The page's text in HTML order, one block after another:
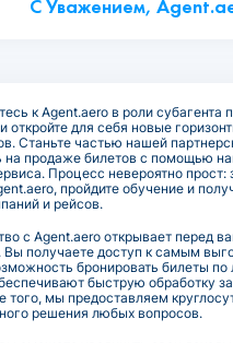
С Уважением,
к Agent.aero в роли субагента
откройте для себя новые
Станьте частью нашей
на продаже билетов с помощью
Процесс невероятно прост:
пройдите обучение и
и рейсов.
с Agent.aero открывает перед
Вы получаете доступ к самым
бронировать билеты
быструю обработку
того, мы предоставляем
решения любых вопросов.